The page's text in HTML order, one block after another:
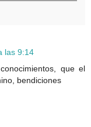
las 9:14
que el
bendiciones